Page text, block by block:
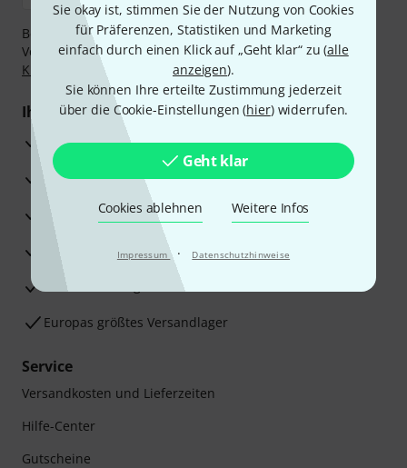
Sie okay ist, stimmen Sie der Nutzung von Cookies
für Präferenzen, Statistiken und Marketing
einfach durch einen Klick auf „Geht klar“ zu (alle
anzeigen).
Sie können Ihre erteilte Zustimmung jederzeit
über die Cookie-Einstellungen (hier) widerrufen.
Geht klar
Cookies ablehnen Weitere Infos
Impressum · Datenschutzhinweise
Bezahlen Sie vertraulich und sicher per Nachnahme,
Vorkasse, PayPal, Amazon Pay,Klarna Sofort bezahlen
Klarna Ratenzahlung
oder Kreditkarte.
Ihre Vorteile
3 Jahre Thomann Garantie
30 Tage Money-Back-Garantie
Reparaturservice
Beratung durch Fachexperten
Zufriedenheitsgarantie
Europas größtes Versandlager
Service
Versandkosten und Lieferzeiten
Hilfe-Center
Gutscheine